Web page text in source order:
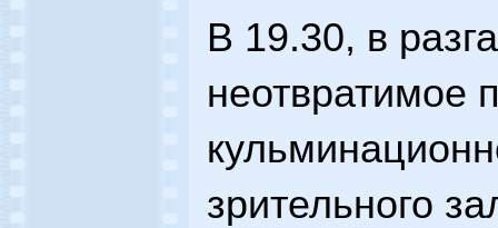
В 19.30, в
неотвратимое
зрительного